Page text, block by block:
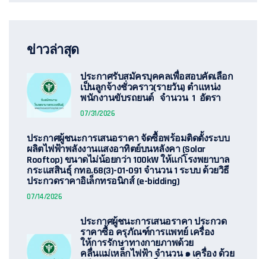
ข่าวล่าสุด
ประกาศรับสมัครบุคคลเพื่อสอบคัดเลือก
เป็นลูกจ้างชั่วคราว(รายวัน) ตำแหน่ง
พนักงานขับรถยนต์ จำนวน 1 อัตรา
07/31/2026
ประกาศผู้ชนะการเสนอราคา จัดซื้อพร้อมติดตั้งระบบ
ผลิตไฟฟ้าพลังงานแสงอาทิตย์บนหลังคา (Solar
Rooftop) ขนาดไม่น้อยกว่า 100kW ให้แก่โรงพยาบาล
กระแสสินธุ์ กทอ.68(3)-01-091 จำนวน 1 ระบบ ด้วยวิธี
ประกวดราคาอิเล็กทรอนิกส์ (e-bidding)
07/14/2026
ประกาศผู้ชนะการเสนอราคา ประกวด
ราคาซื้อ ครุภัณฑ์การแพทย์ เครื่อง
ให้การรักษาทางกายภาพด้วย
คลื่นแม่เหล็กไฟฟ้า จำนวน ๑ เครื่อง ด้วย